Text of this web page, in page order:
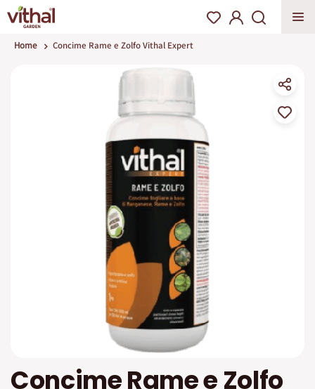
Home Concime Rame e Zolfo Vithal Expert
all'inizio
Concime Rame e Zolfo